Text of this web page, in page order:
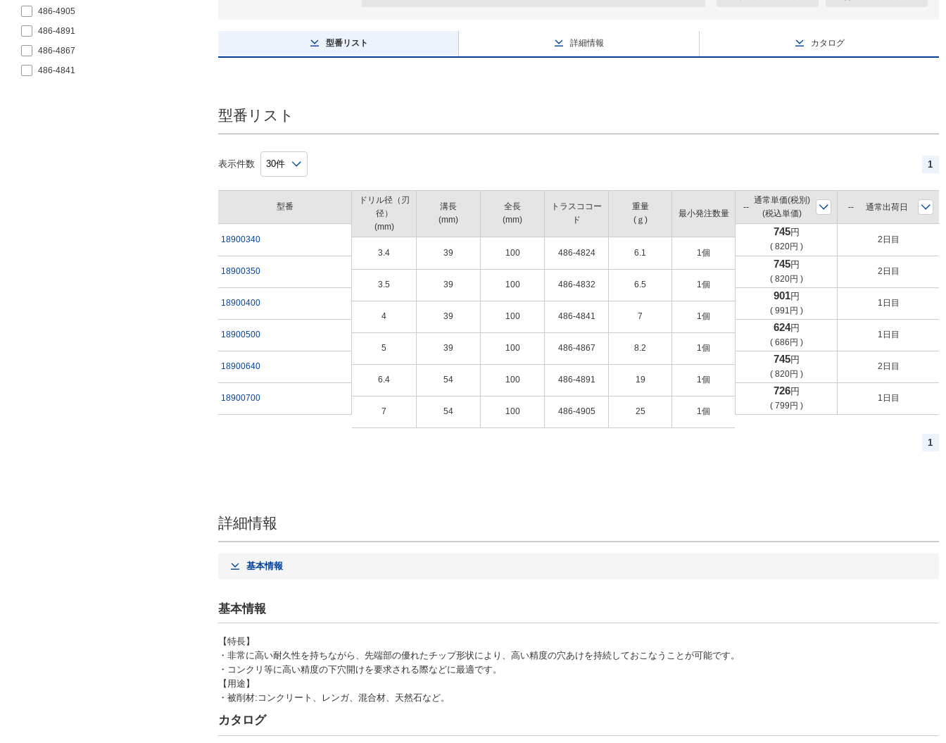
486-4905
486-4891
486-4867
486-4841
型番リスト 詳細情報 カタログ
型番リスト
表示件数 1
型番
18900340
18900350
18900400
18900500
18900640
18900700
ドリル径（刃
径）
(mm)
溝長
(mm)
全長
(mm)
トラスココー
ド
重量
(ｇ)
最小発注数量
3.4 39 100 486-4824 6.1 1個
3.5 39 100 486-4832 6.5 1個
4 39 100 486-4841 7 1個
5 39 100 486-4867 8.2 1個
6.4 54 100 486-4891 19 1個
7 54 100 486-4905 25 1個
通常単価(税別)
(税込単価)
通常出荷日
745円
( 820円 )
2日目
745円
( 820円 )
2日目
901円
( 991 円 )
1日目
624円
( 686 円 )
1日目
745円
( 820円 )
2日目
726円
( 799 円 )
1日目
1
詳細情報
基本情報
基本情報
【特長】
・非常に高い耐久性を持ちながら、先端部の優れたチップ形状により、高い精度の穴あけを持続しておこなうことが可能です。
・コンクリ等に高い精度の下穴開けを要求される際などに最適です。
【用途】
・被削材:コンクリート、レンガ、混合材、天然石など。
カタログ